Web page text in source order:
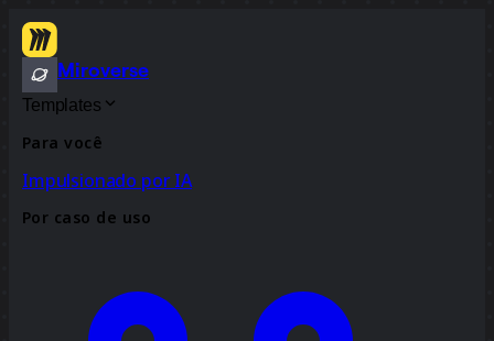
Miroverse
Templates
Para você
Impulsionado por IA
Por caso de uso